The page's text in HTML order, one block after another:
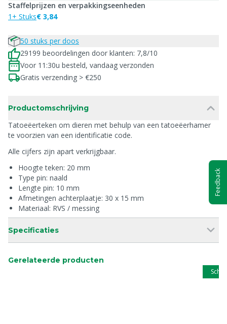
Staffelprijzen en verpakkingseenheden
1+ Stuks€ 3,84
50 stuks per doos
29199 beoordelingen door klanten: 7,8/10
Voor 11:30u besteld, vandaag verzonden
Gratis verzending > €250
Productomschrijving
Tatoeëerteken om dieren met behulp van een tatoeëerhamer
te voorzien van een identificatie code.
Alle cijfers zijn apart verkrijgbaar.
Hoogte teken: 20 mm
Type pin: naald
Lengte pin: 10 mm
Afmetingen achterplaatje: 30 x 15 mm
Materiaal: RVS / messing
Specificaties
Gerelateerde producten
Feedback